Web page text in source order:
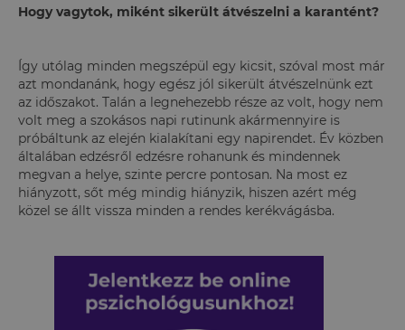
Hogy vagytok, miként sikerült átvészelni a karantént?
Így utólag minden megszépül egy kicsit, szóval most már
azt mondanánk, hogy egész jól sikerült átvészelnünk ezt
az időszakot. Talán a legnehezebb része az volt, hogy nem
volt meg a szokásos napi rutinunk akármennyire is
próbáltunk az elején kialakítani egy napirendet. Év közben
általában edzésről edzésre rohanunk és mindennek
megvan a helye, szinte percre pontosan. Na most ez
hiányzott, sőt még mindig hiányzik, hiszen azért még
közel se állt vissza minden a rendes kerékvágásba.